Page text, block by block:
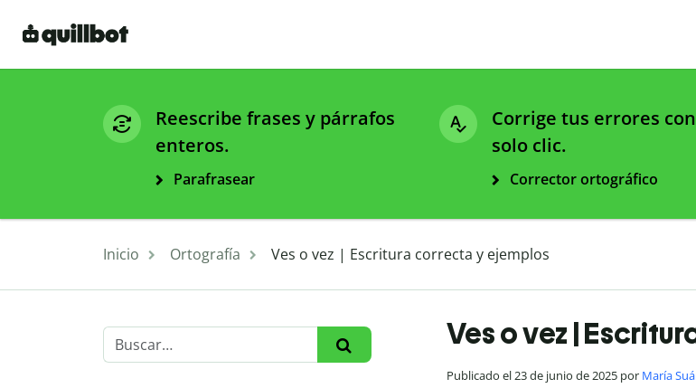
Reescribe frases y párrafos
enteros.
Parafrasear
Corrige tus errores
solo clic.
Corrector ortográfico
Inicio Ortografía Ves o vez | Escritura correcta y ejemplos
Ves o vez |
Publicado el 23 de junio de 2025 por María